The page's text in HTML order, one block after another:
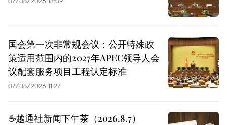
国会第一次非常规会议：公开特殊政
策适用范围内的2027年APEC领导人会
议配套服务项目工程认定标准
07/08/2026 11:27
☕️越通社新闻下午茶（2026.8.7）